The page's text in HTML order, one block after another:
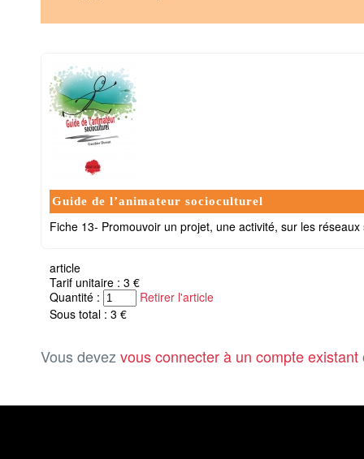
Guide de l’animateur socioculturel
Fiche 13- Promouvoir un projet, une activité, sur les réseaux
article
Tarif unitaire : 3 €
Quantité :
Retirer l'article
Sous total : 3 €
Vous devez vous connecter à un compte existant